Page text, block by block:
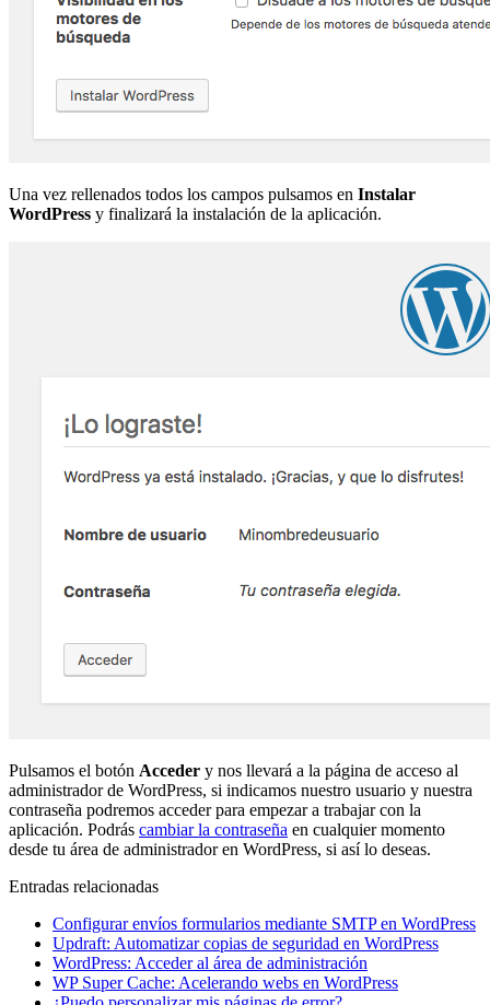
Una vez rellenados todos los campos pulsamos en Instalar
WordPress y finalizará la instalación de la aplicación.
Pulsamos el botón Acceder y nos llevará a la página de acceso al
administrador de WordPress, si indicamos nuestro usuario y nuestra
contraseña podremos acceder para empezar a trabajar con la
aplicación. Podrás cambiar la contraseña en cualquier momento
desde tu área de administrador en WordPress, si así lo deseas.
Entradas relacionadas
Configurar envíos formularios mediante SMTP en WordPress
Updraft: Automatizar copias de seguridad en WordPress
WordPress: Acceder al área de administración
WP Super Cache: Acelerando webs en WordPress